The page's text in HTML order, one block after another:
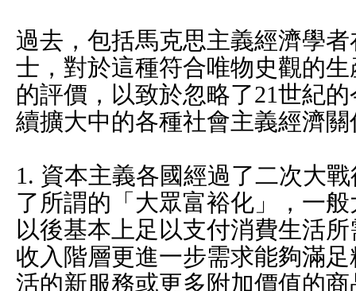
過去，包括馬克思主義經濟學
士，對於這種符合唯物史觀的
的評價，以致於忽略了21世紀
續擴大中的各種社會主義經濟
1. 資本主義各國經過了二次大
了所謂的「大眾富裕化」，一
以後基本上足以支付消費生活
收入階層更進一步需求能夠滿
活的新服務或更多附加價值的